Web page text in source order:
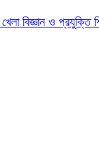
খেলা বিজ্ঞান ও প্রযুক্তি